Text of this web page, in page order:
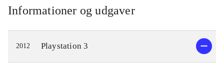
lignende forgængeren i serien,
Atelier Totori - the adventurer of
Arland. Hovedpersonen i
nærværende spil er prinsessen
Meruru, som egentlig ikke gider være
Informationer og udgaver
2012 Playstation 3